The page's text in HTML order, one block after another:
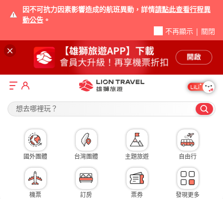
因不可抗力因素影響造成的航班異動，詳情請點此查看行程異
動公告 。
不再顯示 | 關閉
想去哪裡玩？
國外團體 台灣團體 主題旅遊 自由行
機票 訂房 票券 發現更多